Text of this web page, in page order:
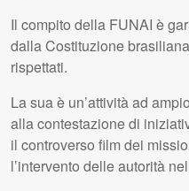
Il compito della FUNAI è
dalla Costituzione
rispettati.
La sua è un’attività ad
alla contestazione di
il controverso film dei
l’intervento delle autorità